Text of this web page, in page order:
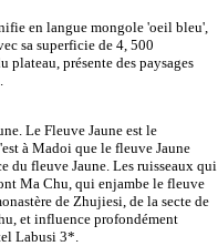
en langue mongole 'oeil bleu',
sa superficie de 4, 500
présente des paysages
Le Fleuve Jaune est le
à Madoi que le fleuve Jaune
du fleuve Jaune. Les ruisseaux qui
Ma Chu, qui enjambe le fleuve
de Zhujiesi, de la secte de
et influence profondément
Labusi 3*.